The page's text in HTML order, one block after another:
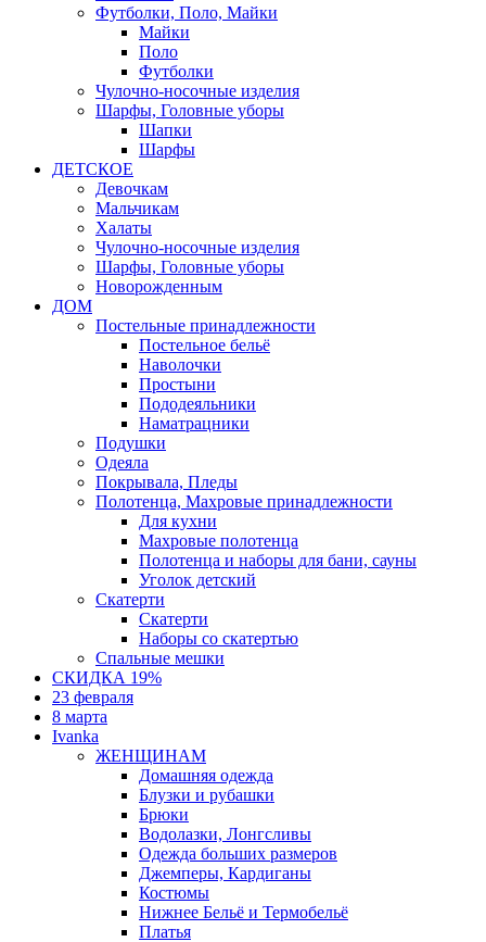
Футболки, Поло, Майки
Майки
Поло
Футболки
Чулочно-носочные изделия
Шарфы, Головные уборы
Шапки
Шарфы
ДЕТСКОЕ
Девочкам
Мальчикам
Халаты
Чулочно-носочные изделия
Шарфы, Головные уборы
Новорожденным
ДОМ
Постельные принадлежности
Постельное бельё
Наволочки
Простыни
Пододеяльники
Наматрацники
Подушки
Одеяла
Покрывала, Пледы
Полотенца, Махровые принадлежности
Для кухни
Махровые полотенца
Полотенца и наборы для бани, сауны
Уголок детский
Скатерти
Скатерти
Наборы со скатертью
Спальные мешки
СКИДКА 19%
23 февраля
8 марта
Ivanka
ЖЕНЩИНАМ
Домашняя одежда
Блузки и рубашки
Брюки
Водолазки, Лонгсливы
Одежда больших размеров
Джемперы, Кардиганы
Костюмы
Нижнее Бельё и Термобельё
Платья